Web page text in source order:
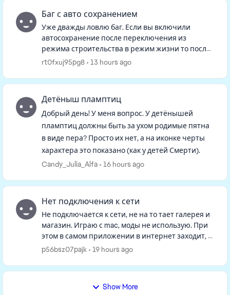
Баг с авто сохранением
Уже дважды ловлю баг. Если вы включили
автосохранение после переключения из
режима строительства в режим жизни то после
того как вы в режиме строительства все
rt0fxuj95pg8 13 hours ago
Детёныш пламптиц
Добрый день! У меня вопрос. У детёнышей
пламптиц должны быть за ухом родимые пятна
в виде пера? Просто их нет, а на иконке черты
характера это показано (как у детей Смерти).
Candy_Julia_Alfa
16 hours ago
Нет подключения к сети
Не подключается к сети, не на то тает галерея и
магазин. Играю с mac, моды не использую. При
этом в самом приложении в интернет заходит, а
в игре нет. Удалила файл с кэшем и
p56bsz07pajk 19 hours ago
Show More